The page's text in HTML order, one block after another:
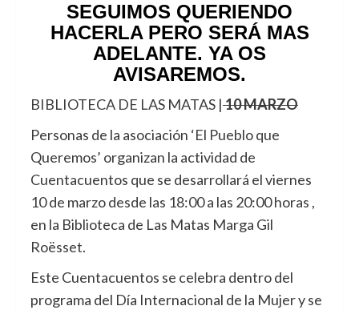
SEGUIMOS QUERIENDO
HACERLA PERO SERÁ MAS
ADELANTE. YA OS
AVISAREMOS.
BIBLIOTECA DE LAS MATAS | 10 MARZO
Personas de la asociación ‘El Pueblo que
Queremos’ organizan la actividad de
Cuentacuentos que se desarrollará el viernes
10 de marzo desde las 18:00 a las 20:00 horas ,
en la Biblioteca de Las Matas Marga Gil
Roësset.
Este Cuentacuentos se celebra dentro del
programa del Día Internacional de la Mujer y se